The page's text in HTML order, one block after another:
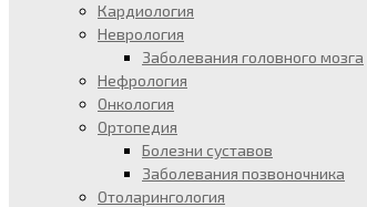
Кардиология
Неврология
Заболевания головного мозга
Нефрология
Онкология
Ортопедия
Болезни суставов
Заболевания позвоночника
Отоларингология